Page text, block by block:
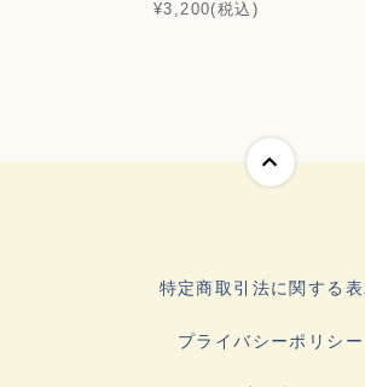
¥3,200(税込)
特定商取引法に関する
プライバシーポリシー